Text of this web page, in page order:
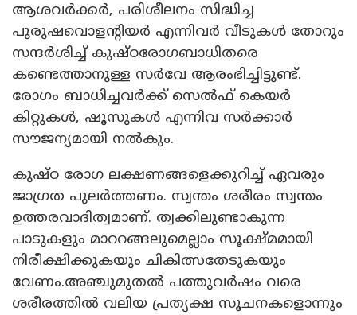
ആശവർക്കർ, പരിശീലനം സിദ്ധിച്ച
പുരുഷവൊളന്റിയർ എന്നിവർ വീടുകൾ തോറും
സന്ദർശിച്ച് കുഷ്ഠരോഗബാധിതരെ
കണ്ടെത്താനുള്ള സർവേ ആരംഭിച്ചിട്ടുണ്ട്.
രോഗം ബാധിച്ചവർക്ക് സെൽഫ് കെയർ
കിറ്റുകൾ, ഷൂസുകൾ എന്നിവ സർക്കാർ
സൗജന്യമായി നൽകും.
കുഷ്ഠ രോ​ഗ ലക്ഷണങ്ങളെക്കുറിച്ച് ഏവരും
ജാ​ഗ്രത പുലർത്തണം. സ്വന്തം ശരീരം സ്വന്തം
ഉത്തരവാദിത്വമാണ്. ത്വക്കിലുണ്ടാകുന്ന
പാടുകളും മാററങ്ങലുമെല്ലാം സൂക്ഷ്മമായി
നിരീക്ഷിക്കുകയും ചികിത്സതേടുകയും
വേണം.അഞ്ചുമുതൽ പത്തുവർഷം വരെ
ശരീരത്തിൽ വലിയ പ്രത്യക്ഷ സൂചനകളൊന്നും